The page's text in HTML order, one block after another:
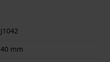
J1042
40 mm